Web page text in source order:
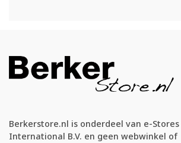
Berkerstore.nl is onderdeel van e-Stores
International B.V. en geen webwinkel of